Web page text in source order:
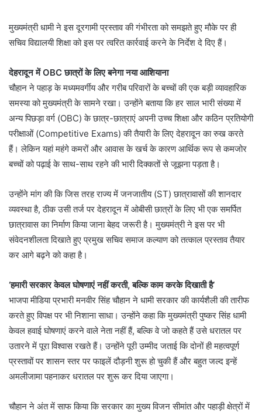
मुख्यमंत्री धामी ने इस दूरगामी प्रस्ताव की गंभीरता को समझते हुए मौके पर ही
सचिव विद्यालयी शिक्षा को इस पर त्वरित कार्रवाई करने के निर्देश दे दिए हैं।
देहरादून में OBC छात्रों के लिए बनेगा नया आशियाना
चौहान ने पहाड़ के मध्यमवर्गीय और गरीब परिवारों के बच्चों की एक बड़ी व्यावहारिक
समस्या को मुख्यमंत्री के सामने रखा। उन्होंने बताया कि हर साल भारी संख्या में
अन्य पिछड़ा वर्ग (OBC) के छात्र-छात्राएं अपनी उच्च शिक्षा और कठिन प्रतियोगी
परीक्षाओं (Competitive Exams) की तैयारी के लिए देहरादून का रुख करते
हैं। लेकिन यहां महंगे कमरों और आवास के खर्च के कारण आर्थिक रूप से कमजोर
बच्चों को पढ़ाई के साथ-साथ रहने की भारी दिक्कतों से जूझना पड़ता है।
उन्होंने मांग की कि जिस तरह राज्य में जनजातीय (ST) छात्रावासों की शानदार
व्यवस्था है, ठीक उसी तर्ज पर देहरादून में ओबीसी छात्रों के लिए भी एक समर्पित
छात्रावास का निर्माण किया जाना बेहद जरूरी है। मुख्यमंत्री ने इस पर भी
संवेदनशीलता दिखाते हुए प्रमुख सचिव समाज कल्याण को तत्काल प्रस्ताव तैयार
कर आगे बढ़ने को कहा है।
‘हमारी सरकार केवल घोषणाएं नहीं करती, बल्कि काम करके दिखाती है’
भाजपा मीडिया प्रभारी मनवीर सिंह चौहान ने धामी सरकार की कार्यशैली की तारीफ
करते हुए विपक्ष पर भी निशाना साधा। उन्होंने कहा कि मुख्यमंत्री पुष्कर सिंह धामी
केवल हवाई घोषणाएं करने वाले नेता नहीं हैं, बल्कि वे जो कहते हैं उसे धरातल पर
उतारने में पूरा विश्वास रखते हैं। उन्होंने पूरी उम्मीद जताई कि दोनों ही महत्वपूर्ण
प्रस्तावों पर शासन स्तर पर फाइलें दौड़नी शुरू हो चुकी हैं और बहुत जल्द इन्हें
अमलीजामा पहनाकर धरातल पर शुरू कर दिया जाएगा।
चौहान ने अंत में साफ किया कि सरकार का मुख्य विजन सीमांत और पहाड़ी क्षेत्रों में